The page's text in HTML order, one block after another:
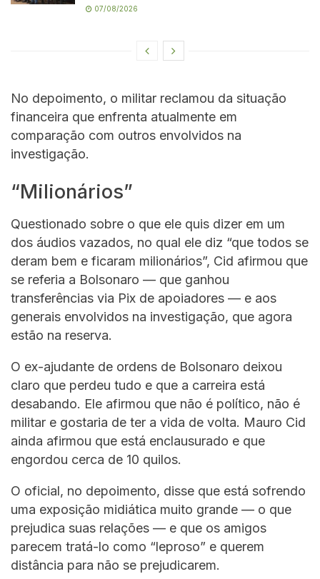
07/08/2026
No depoimento, o militar reclamou da situação
financeira que enfrenta atualmente em
comparação com outros envolvidos na
investigação.
“Milionários”
Questionado sobre o que ele quis dizer em um
dos áudios vazados, no qual ele diz “que todos se
deram bem e ficaram milionários”, Cid afirmou que
se referia a Bolsonaro — que ganhou
transferências via Pix de apoiadores — e aos
generais envolvidos na investigação, que agora
estão na reserva.
O ex-ajudante de ordens de Bolsonaro deixou
claro que perdeu tudo e que a carreira está
desabando. Ele afirmou que não é político, não é
militar e gostaria de ter a vida de volta. Mauro Cid
ainda afirmou que está enclausurado e que
engordou cerca de 10 quilos.
O oficial, no depoimento, disse que está sofrendo
uma exposição midiática muito grande — o que
prejudica suas relações — e que os amigos
parecem tratá-lo como “leproso” e querem
distância para não se prejudicarem.